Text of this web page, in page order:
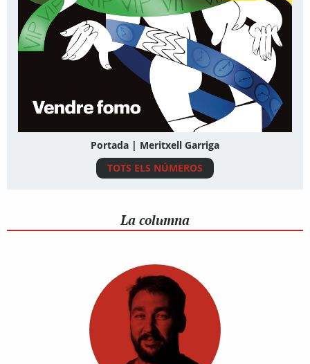
Portada | Meritxell Garriga
TOTS ELS NÚMEROS
La columna